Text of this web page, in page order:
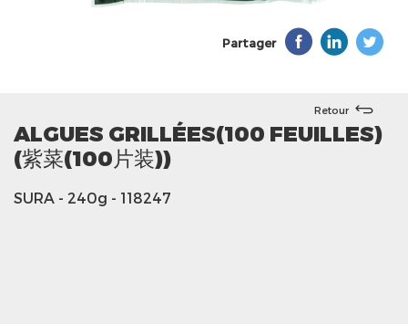
Partager
Retour
ALGUES GRILLÉES(100 FEUILLES)
(紫菜(100片装))
SURA - 240g - 118247